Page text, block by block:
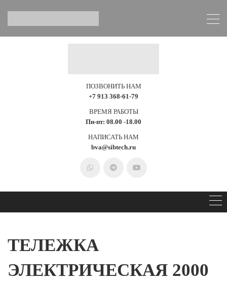
ПОЗВОНИТЬ НАМ
+7 913 368-61-79
ВРЕМЯ РАБОТЫ
Пн-пт: 08.00 -18.00
НАПИСАТЬ НАМ
bva@sibtech.ru
ТЕЛЕЖКА
ЭЛЕКТРИЧЕСКАЯ 2000